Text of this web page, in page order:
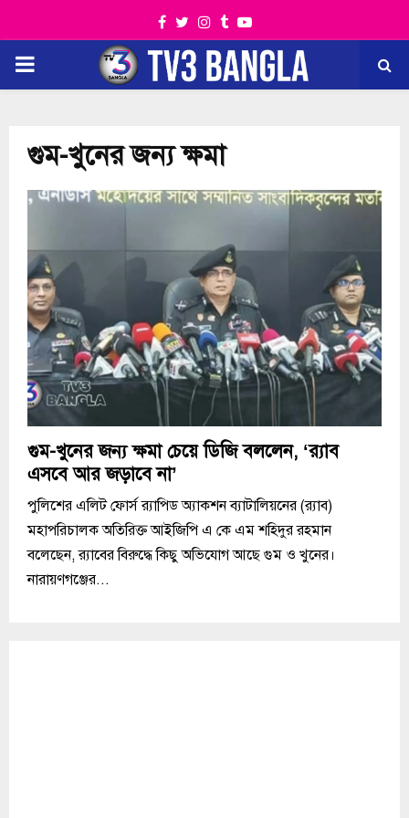
Facebook
TwitterInstagram
TumblrYoutube
PRIMARY
গুম-খুনের জন্য ক্ষমা
গুম-খুনের জন্য ক্ষমা চেয়ে ডিজি বললেন, ‘র‌্যাব
এসবে আর জড়াবে না’
পুলিশের এলিট ফোর্স র‌্যাপিড অ্যাকশন ব্যাটালিয়নের (র‌্যাব)
মহাপরিচালক অতিরিক্ত আইজিপি এ কে এম শহিদুর রহমান
বলেছেন, র‍্যাবের বিরুদ্ধে কিছু অভিযোগ আছে গুম ও খুনের।
নারায়ণগঞ্জের...